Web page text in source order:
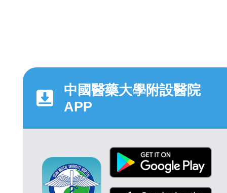
中國醫藥大學附設醫院
APP